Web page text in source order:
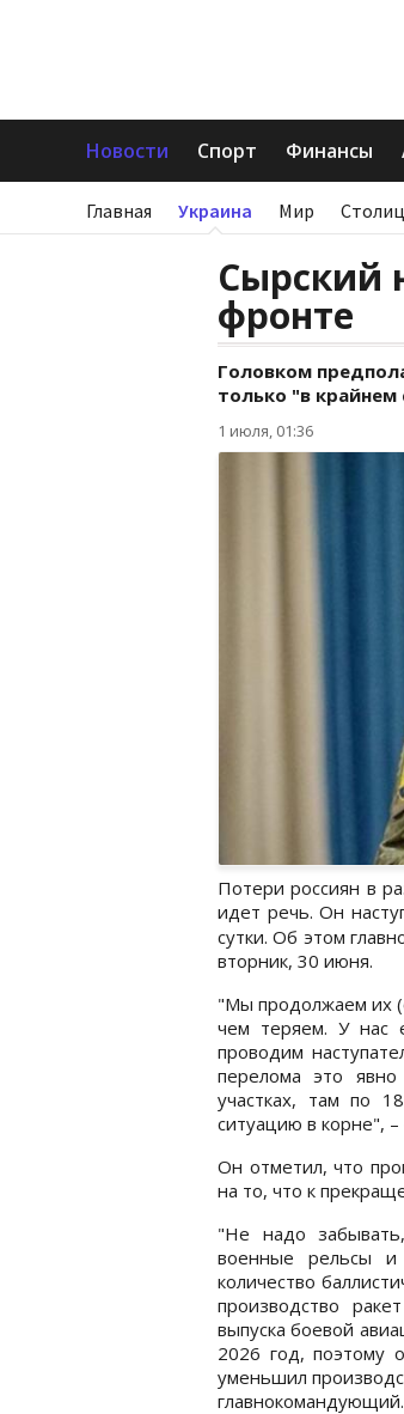
Новости Спорт Финансы
Главная Украина Мир
Сырский
фронте
Головком
только "в крайнем
1 июля, 01:36
Потери россиян в
идет речь. Он
сутки. Об этом
вторник, 30 июня.
"Мы продолжаем их
чем теряем. У нас
проводим
перелома это
участках, там по
ситуацию в корне", –
Он отметил, что
на то, что к
"Не надо
военные рельсы и
количество
производство
выпуска боевой
2026 год, поэтому
уменьшил
главнокомандующий.